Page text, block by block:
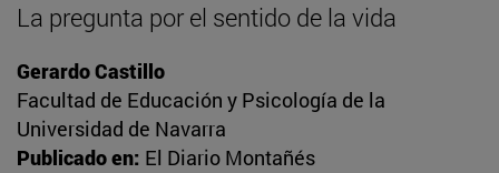
La pregunta por el sentido de la vida
Gerardo Castillo
Facultad de Educación y Psicología de la
Universidad de Navarra
Publicado en: El Diario Montañés